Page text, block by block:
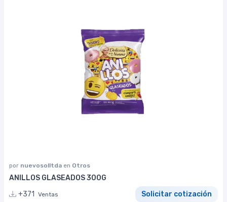
por nuevosolltda en Otros
ANILLOS GLASEADOS 300G
+371
Ventas Solicitar cotización